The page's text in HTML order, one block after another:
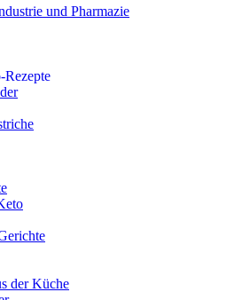
und Pharmazie
der Küche